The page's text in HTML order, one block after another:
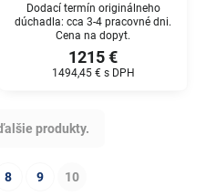
Dodací termín originálneho
dúchadla: cca 3-4 pracovné dni.
Cena na dopyt.
1215 €
1494,45 € s DPH
produkty.
8 9 10